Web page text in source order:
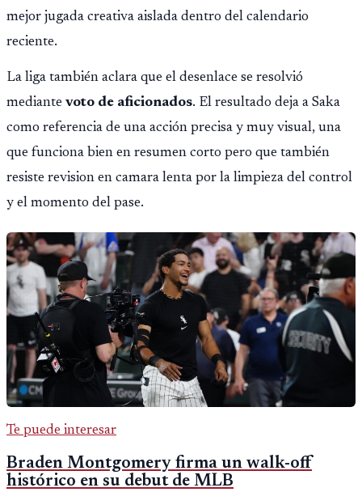
mejor jugada creativa aislada dentro del calendario
reciente.
La liga también aclara que el desenlace se resolvió
mediante voto de aficionados. El resultado deja a Saka
como referencia de una acción precisa y muy visual, una
que funciona bien en resumen corto pero que también
resiste revision en camara lenta por la limpieza del control
y el momento del pase.
Te puede interesar
Braden Montgomery firma un walk-off
histórico en su debut de MLB